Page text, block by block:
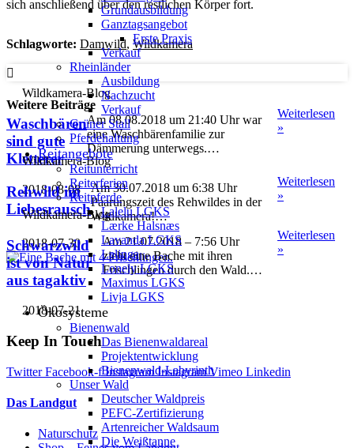
Grundausbildung
Ganztagsangebot
Erste Praxis
Verkauf
Rheinländer
Ausbildung
Nachzucht
Verkauf
Grüner Stall
Pferdehaltung
Reitangebote
Reitunterricht
Reiterferien
Reitpferde
Lalelu LGKS
Lærke Halsnæs
Lavanda LGKS
Lalinga
Lonely LGKS
Maximus LGKS
Livja LGKS
Ökosysteme
Bienenwald
Das Bienenwaldareal
Projektentwicklung
Bienenwald-Labyrinth
Unser Wald
Deutscher Waldpreis
PEFC-Zertifizierung
Artenreicher Waldsaum
Die Weißtanne
sich anschließend über den restlichen Körper fort.
Schlagworte: Damwild, Wildkamera
Weitere Beiträge
Wildkamera-Blog
Waschbären
sind gute
Kletterer
Am 08.08.2018 um 21:40 Uhr war
eine Waschbärenfamilie zur
Dämmerung unterwegs.
Weiterlesen
»
2018-08-08
Wildkamera-Blog
Rehwild im
Liebesrausch
Am 30.07.2018 um 6:38 Uhr
Paarungszeit des Rehwildes in der
Wildkamera!
Weiterlesen
»
2018-07-30
Wildkamera-Blog
Schwarzwild
ist von Natur
aus tagaktiv
Am 21.07.2018 – 7:56 Uhr
zieht eine Bache mit ihren
Frischlingen durch den Wald.
Weiterlesen
»
2018-07-21
Keep In Touch
Twitter Facebook-f Instagram Instagram Vimeo Linkedin
Das Landgut
Naturschutz